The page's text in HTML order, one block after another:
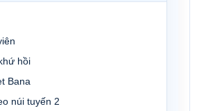
hồi
Bana
núi tuyến 2